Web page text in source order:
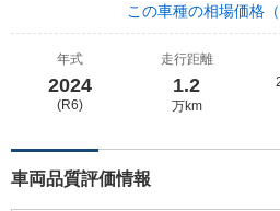
この車種の相場価格
年式
2024
(R6)
走行距離
1.2
万km
車両品質評価情報